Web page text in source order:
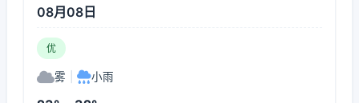
08月08日
优
雾 小雨